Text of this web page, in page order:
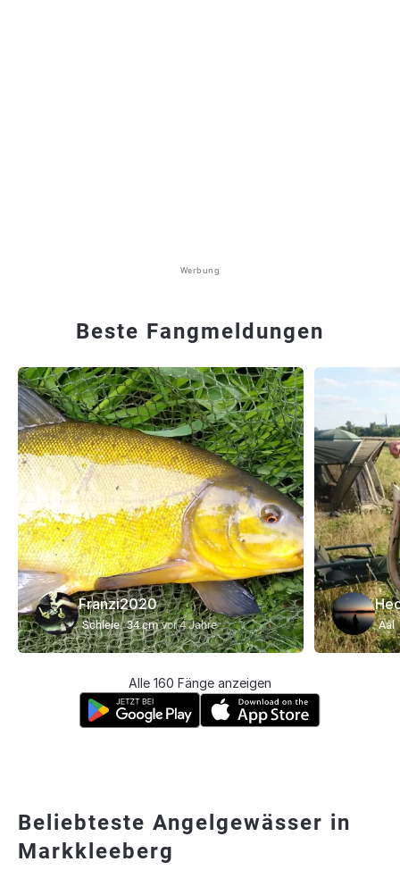
Werbung
Beste Fangmeldungen
Franzi2020
Schleie 34 cm vor 4 Jahre Aal
Alle 160 Fänge anzeigen
Beliebteste Angelgewässer in
Markkleeberg